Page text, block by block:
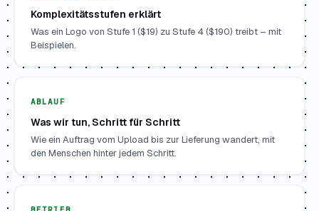
Komplexitätsstufen erklärt
Was ein Logo von Stufe 1 ($19) zu Stufe 4 ($190) treibt – mit
Beispielen.
ABLAUF
Was wir tun, Schritt für Schritt
Wie ein Auftrag vom Upload bis zur Lieferung wandert, mit
den Menschen hinter jedem Schritt.